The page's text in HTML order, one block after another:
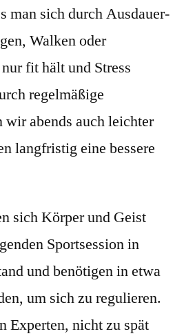
man sich durch Ausdauer­
Walken oder
fit hält und Stress
regelmäßige
wir abends auchleichter
langfristig eine bessere
sich Körper und Geist
Sportsession in
und benötigen in etwa
um sich zu regulieren.
Experten, nicht zu spät